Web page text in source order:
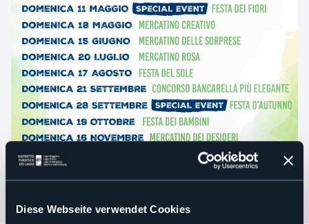
Diese Webseite verwendet Cookies